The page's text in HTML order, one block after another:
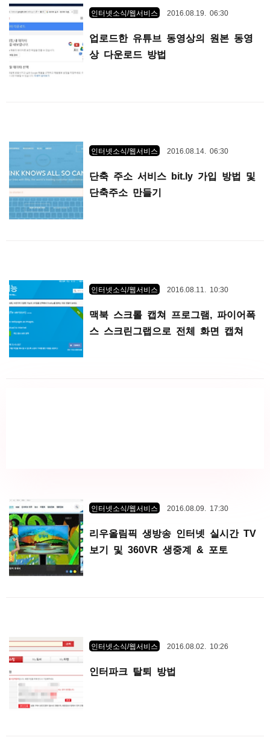
인터넷소식/웹서비스 2016.08.19. 06:30
업로드한 유튜브 동영상의 원본 동영
상 다운로드 방법
인터넷소식/웹서비스 2016.08.14. 06:30
단축 주소 서비스 bit.ly 가입 방법 및
단축주소 만들기
인터넷소식/웹서비스 2016.08.11. 10:30
맥북 스크롤 캡쳐 프로그램, 파이어폭
스 스크린그랩으로 전체 화면 캡쳐
인터넷소식/웹서비스 2016.08.09. 17:30
리우올림픽 생방송 인터넷 실시간 TV
보기 및 360VR 생중계 & 포토
인터넷소식/웹서비스 2016.08.02. 10:26
인터파크 탈퇴 방법